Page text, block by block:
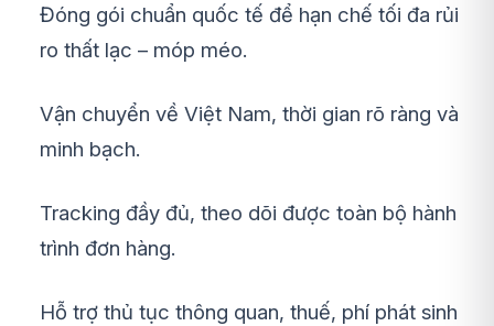
Đóng gói chuẩn quốc tế để hạn chế tối đa rủi
ro thất lạc – móp méo.
Vận chuyển về Việt Nam, thời gian rõ ràng và
minh bạch.
Tracking đầy đủ, theo dõi được toàn bộ hành
trình đơn hàng.
Hỗ trợ thủ tục thông quan, thuế, phí phát sinh